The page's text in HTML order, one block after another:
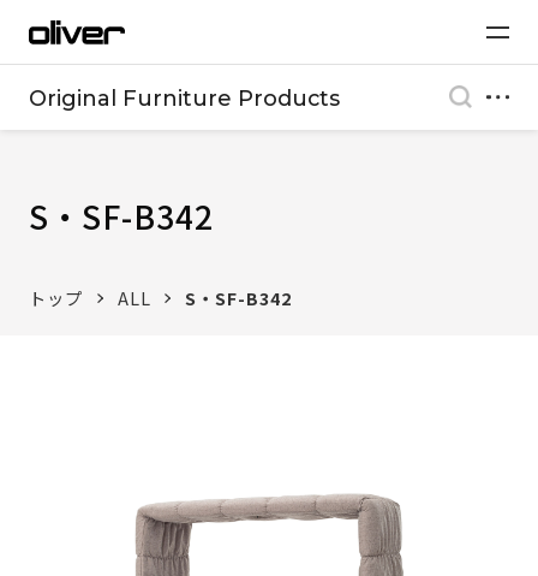
Original Furniture Products
S・SF-B342
トップ ALL S・SF-B342